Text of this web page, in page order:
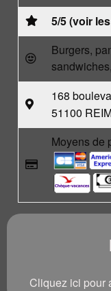
5/5 (voir
Burgers,
168
51100
Moyens de
Cliquez ici pour